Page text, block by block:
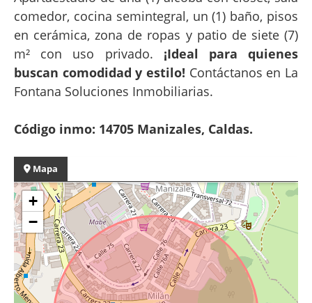
comedor, cocina semintegral, un (1) baño, pisos
en cerámica, zona de ropas y patio de siete (7)
m² con uso privado. ¡Ideal para quienes
buscan comodidad y estilo! Contáctanos en La
Fontana Soluciones Inmobiliarias.
Código inmo: 14705 Manizales, Caldas.
Mapa
+
−